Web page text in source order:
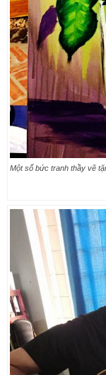
Một số bức tranh thầy vẽ